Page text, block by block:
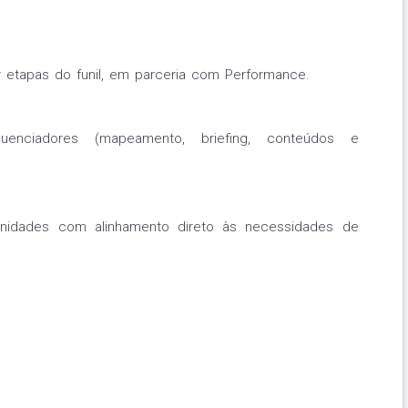
etapas do funil, em parceria com Performance.
(mapeamento, briefing, conteúdos e
com alinhamento direto às necessidades de